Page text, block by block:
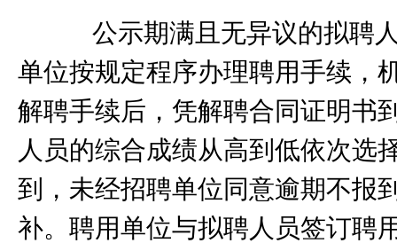
公示期满且无异议的拟聘人
单位按规定程序办理聘用手续，
解聘手续后，凭解聘合同证明书
人员的综合成绩从高到低依次选
到，未经招聘单位同意逾期不报
补。聘用单位与拟聘人员签订聘